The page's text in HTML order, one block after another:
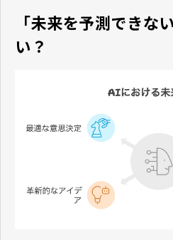
「未来を予測できな
い？